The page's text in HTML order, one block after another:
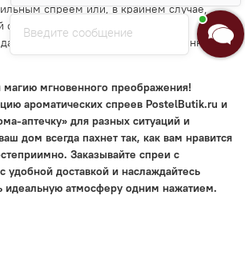
спреем или, в крайнем случае,
в воздух и пройтись сквозь
запаху осесть на ткани естественным
мгновенного преображения!
ароматических спреев PostelButik.ru и
аптечку» для разных ситуаций и
дом всегда пахнет так, как вам нравится
Заказывайте спреи с
доставкой и наслаждайтесь
идеальную атмосферу одним нажатием.
Введите сообщение